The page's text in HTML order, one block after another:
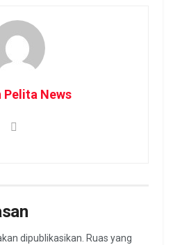
Pelita News
dipublikasikan. Ruas yang